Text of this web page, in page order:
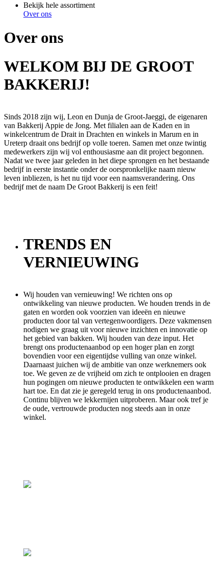
Bekijk hele assortiment
Over ons
Over ons
WELKOM BIJ DE GROOT
BAKKERIJ!
Sinds 2018 zijn wij, Leon en Dunja de Groot-Jaeggi, de eigenaren
van Bakkerij Appie de Jong. Met filialen aan de Kaden en in
winkelcentrum de Drait in Drachten en winkels in Marum en in
Ureterp draait ons bedrijf op volle toeren. Samen met onze twintig
medewerkers zijn wij vol enthousiasme aan dit project begonnen.
Nadat we twee jaar geleden in het diepe sprongen en het bestaande
bedrijf in eerste instantie onder de oorspronkelijke naam nieuw
leven inbliezen, is het nu tijd voor een naamsverandering. Ons
bedrijf met de naam De Groot Bakkerij is een feit!
TRENDS EN
VERNIEUWING
Wij houden van vernieuwing! We richten ons op
ontwikkeling van nieuwe producten. We houden trends in de
gaten en worden ook voorzien van ideeën en nieuwe
producten door tal van vertegenwoordigers. Deze vakmensen
nodigen we graag uit voor nieuwe inzichten en innovatie op
het gebied van bakken. Wij houden van deze input. Het
brengt ons productenaanbod op een hoger plan en zorgt
bovendien voor een eigentijdse vulling van onze winkel.
Daarnaast juichen wij de ambitie van onze werknemers ook
toe. We geven ze de vrijheid om zich te ontplooien en dragen
hun pogingen om nieuwe producten te ontwikkelen een warm
hart toe. En dat zie je geregeld terug in ons productenaanbod.
Continu blijven we lekkernijen uitproberen. Maar ook tref je
de oude, vertrouwde producten nog steeds aan in onze
winkel.